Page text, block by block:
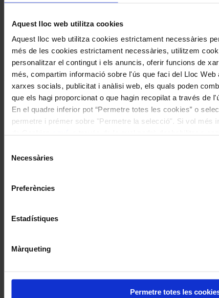
Aquest lloc web utilitza cookies
Aquest lloc web utilitza cookies estrictament necessàries
més de les cookies estrictament necessàries, utilitzem
personalitzar el contingut i els anuncis, oferir funcions de
més, compartim informació sobre l'ús que faci del Lloc Web
xarxes socials, publicitat i anàlisi web, els quals poden
que els hagi proporcionat o que hagin recopilat a través de
En el quadre inferior pot “Permetre totes les cookies” o
permetre i prémer sobre "Permetre la selecció". Si vol més
Necessàries
Preferències
Estadístiques
Màrqueting
Permetre totes les
Comença la cinquena edició del cicle
de conferències Intèrprets Catalans
Històrics de l’Associació Joan Manén
Coneix la nostra publicació
I gaudeix a més dels següents descomptes:
20% als concerts del Palau de la Música Catalana
Descomptes a altres cicles de concerts col·laboradors